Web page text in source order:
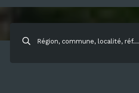
Région, commune, localité, réf…